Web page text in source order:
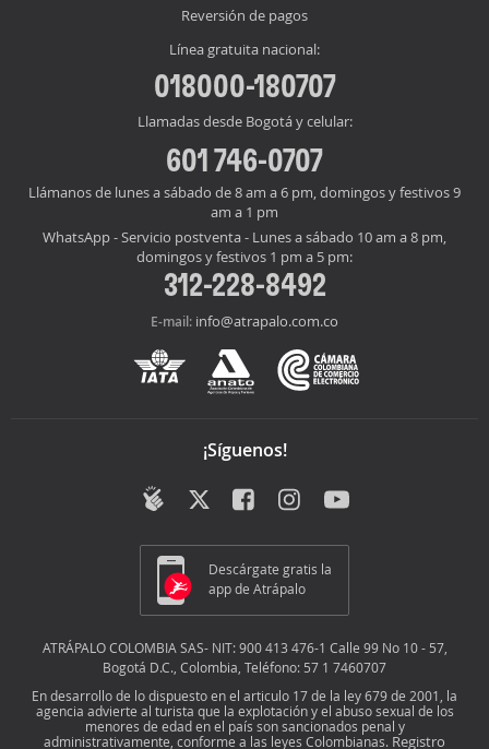
Reversión de pagos
Línea gratuita nacional:
018000-180707
Llamadas desde Bogotá y celular:
601 746-0707
Llámanos de lunes a sábado de 8 am a 6 pm, domingos y festivos 9
am a 1 pm
WhatsApp - Servicio postventa - Lunes a sábado 10 am a 8 pm,
domingos y festivos 1 pm a 5 pm:
312-228-8492
E-mail: info@atrapalo.com.co
¡Síguenos!
Descárgate gratis la
app de Atrápalo
ATRÁPALO COLOMBIA SAS- NIT: 900 413 476-1 Calle 99 No 10 - 57,
Bogotá D.C., Colombia, Teléfono: 57 1 7460707
En desarrollo de lo dispuesto en el articulo 17 de la ley 679 de 2001, la
agencia advierte al turista que la explotación y el abuso sexual de los
menores de edad en el país son sancionados penal y
administrativamente, conforme a las leyes Colombianas. Registro